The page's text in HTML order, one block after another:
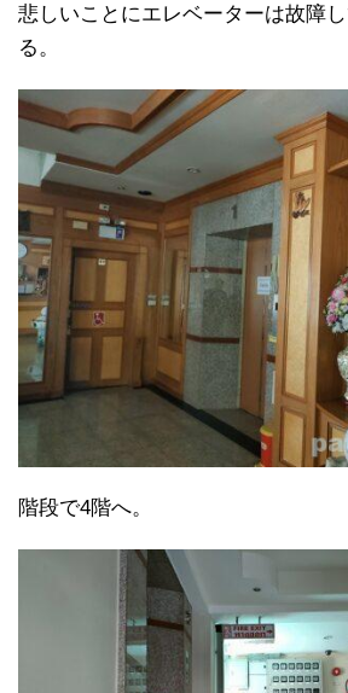
悲しいことにエレベーターは故障
る。
階段で4階へ。